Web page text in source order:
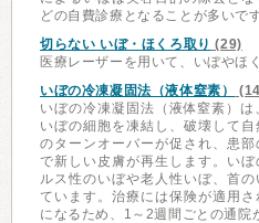
どの自費診療となることが多いです
切らない いぼ・ほくろ取り (29)
医療レーザーを用いて、いぼやほ
いぼの冷凍凝固法（液体窒素）
いぼの冷凍凝固法（液体窒素）
いぼの細胞を凍結し、破壊して
のターンオーバーが促され、患
で新しい皮膚が再生します。い
ルス性のいぼや老人性いぼ、首
ています。治療には保険が適用
になるため、1～2週間ごとの通院